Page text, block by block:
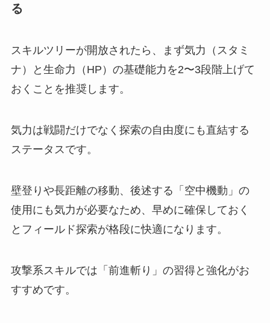
る
スキルツリーが開放されたら、まず気力（スタミ
ナ）と生命力（HP）の基礎能力を2〜3段階上げて
おくことを推奨します。
気力は戦闘だけでなく探索の自由度にも直結する
ステータスです。
壁登りや長距離の移動、後述する「空中機動」の
使用にも気力が必要なため、早めに確保しておく
とフィールド探索が格段に快適になります。
攻撃系スキルでは「前進斬り」の習得と強化がお
すすめです。